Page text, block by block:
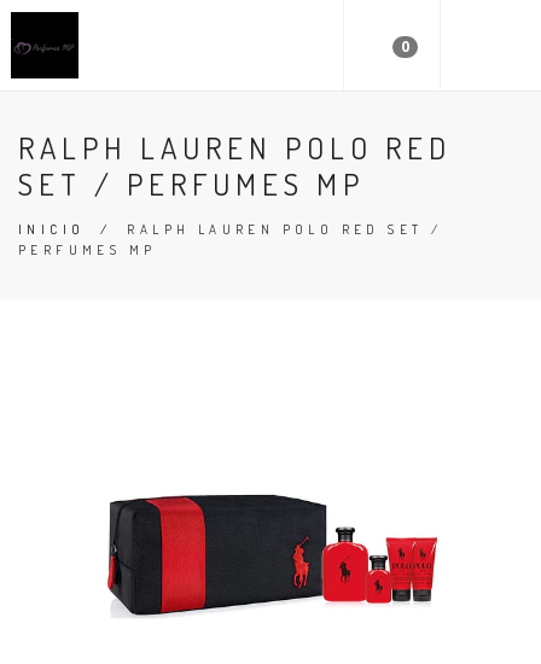
0
RALPH LAUREN POLO RED
SET / PERFUMES MP
INICIO / RALPH LAUREN POLO RED SET /
PERFUMES MP